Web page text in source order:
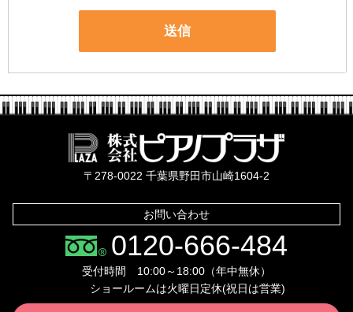
〒278-0022 千葉県野田市山崎1604-2
お問い合わせ
0120-666-484
受付時間 10:00～18:00（年中無休）
ショールームは火曜日定休(祝日は営業)